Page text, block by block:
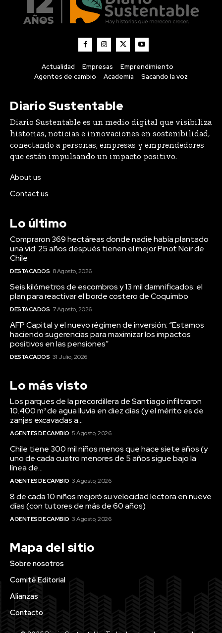
Actualidad Empresas
Emprendimiento
Agentes de cambio
Academia Sacando la voz
Diario Sustentable
Diario Sustentable es un medio digital que visibiliza
historias, noticias e innovaciones en sostenibilidad,
conectando a personas, empresas y emprendedores
que están impulsando un impacto positivo.
About us
Contact us
Lo último
Compraron 369 hectáreas donde nadie había plantado
una vid: 25 años después tienen el mejor Pinot Noir de
Chile
DESTACADOS 8 Agosto, 2026
Seis kilómetros de escombros y 13 mil damnificados: el
plan para reactivar el borde costero de Coquimbo
DESTACADOS 7 Agosto, 2026
AFP Capital y el nuevo régimen de inversión: “Estamos
haciendo sugerencias para maximizar los impactos
positivos en las pensiones”
DESTACADOS 31 Julio, 2026
Lo más visto
Los parques de la precordillera de Santiago infiltraron
10.400 m³ de agua lluvia en diez días (y el mérito es de
zanjas excavadas a...
AGENTES DE CAMBIO 5 Agosto, 2026
Chile tiene 300 mil niños menos que hace siete años (y
uno de cada cuatro menores de 5 años sigue bajo la
línea de...
AGENTES DE CAMBIO 3 Agosto, 2026
8 de cada 10 niños mejoró su velocidad lectora en nueve
días (con tutores de más de 60 años)
AGENTES DE CAMBIO 3 Agosto, 2026
Mapa del sitio
Sobre nosotros
Comité Editorial
Alianzas
Contacto